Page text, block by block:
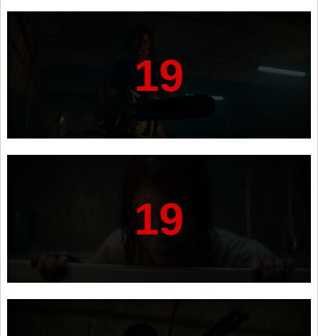
19
19